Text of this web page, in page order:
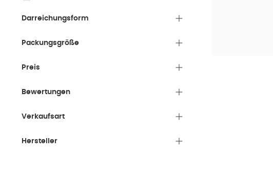
Darreichungsform
Packungsgröße
Preis
Bewertungen
Verkaufsart
Hersteller